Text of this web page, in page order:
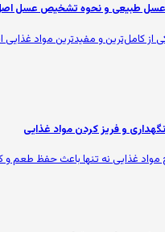
عسل طبیعی و نحوه تشخیص عسل
کامل‌ترین و مفیدترین مواد
و فریز کردن مواد غذایی
غذایی نه تنها باعث حفظ طعم